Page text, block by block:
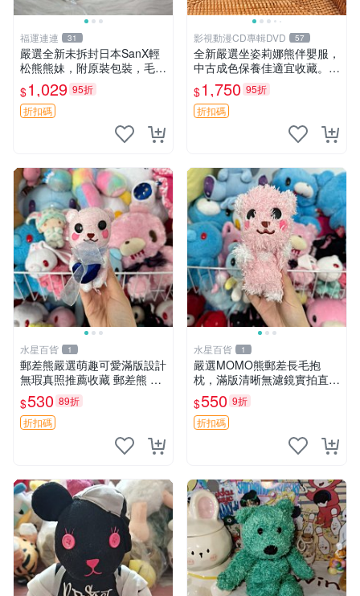
福運連連 31
嚴選全新未拆封日本SanX輕
松熊熊妹，附原裝包裝，毛絨
質地極佳，細膩可愛，推薦收
藏兼送禮，適合女性好友或家
人，限量釋出。鬆熊、熊玩
$1,029 95折
折扣碼
影視動漫CD專輯DVD 57
全新嚴選坐姿莉娜熊伴嬰服，
中古成色保養佳適宜收藏。無
盒子但品質完好，快速出貨。
建議入手！ 中古 玩偶 滬漫
$1,750 95折
折扣碼
水星百貨 1
郵差熊嚴選萌趣可愛滿版設計
無瑕真照推薦收藏 郵差熊 熊
抱枕 紅薯啵啵間
$530 89折
折扣碼
水星百貨 1
嚴選MOMO熊郵差長毛抱
枕，滿版清晰無濾鏡實拍直
銷。每周新品到貨，不容錯
過！ 郵差熊 長毛 抱枕
$550 9折
折扣碼